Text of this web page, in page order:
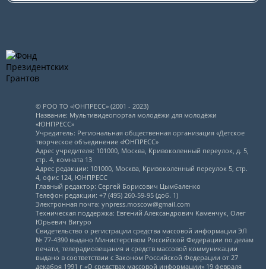
© РОО ТО «ЮНПРЕСС» (2001 - 2023)
Название: Мультивидеопортал молодёжи для молодёжи
«ЮНПРЕСС»
Учредитель: Региональная общественная организация «Детское
творческое объединение «ЮНПРЕСС»
Адрес учредителя: 101000, Москва, Кривоколенный переулок, д. 5,
стр. 4, комната 13
Адрес редакции: 101000, Москва, Кривоколенный переулок 5, стр.
4, офис 124, ЮНПРЕСС
Главный редактор: Сергей Борисович Цымбаленко
Телефон редакции: +7 (495) 260-59-95 (доб. 1)
Электронная почта: ynpress.moscow@gmail.com
Техническая поддержка: Евгений Александрович Каменчук, Олег
Юрьевич Вигуро
Свидетельство о регистрации средства массовой информации ЭЛ
№ 77-4390 выдано Министерством Российской Федерации по делам
печати, телерадиовещания и средств массовой коммуникации
выдано в соответствии с Законом Российской Федерации от 27
декабря 1991 г «О средствах массовой информации» 19 февраля